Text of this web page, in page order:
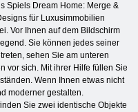
Spiels Dream Home: Merge &
für Luxusimmobilien
Vor Ihnen auf dem Bildschirm
Sie können jedes seiner
sehen Sie am unteren
vor sich. Mit ihrer Hilfe füllen Sie
Wenn Ihnen etwas nicht
moderner gestalten.
Sie zwei identische Objekte